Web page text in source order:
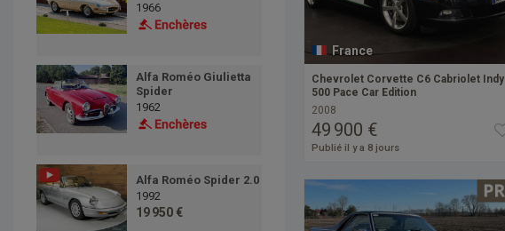
1966
Alfa Roméo Giulietta
Spider
1962
Alfa Roméo Spider 2.0
1992
19 950 €
France
Chevrolet Corvette C6 Cabriolet Indy
500 Pace Car Edition
2008
49 900 €
Publié il y a 8 jours